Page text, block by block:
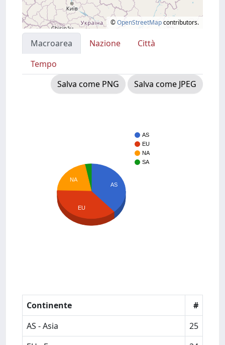
©OpenStreetMapcontributors.
Macroarea Nazione
Città
Tempo
Salva come PNG
Salva come JPEG
AS
EU
NA
SA
AS
NA
EU
Continente
#
AS - Asia
25